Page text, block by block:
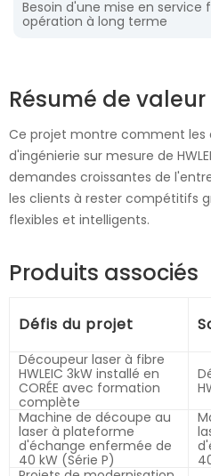
Besoin d'une mise en service
opération à long terme
Résumé de valeur
Ce projet montre comment les
d'ingénierie sur mesure de
demandes croissantes de
les clients à rester compétitifs
flexibles et intelligents.
Produits associés
Défis du projet
Découpeur laser à fibre
HWLEIC 3kW installé en
CORÉE avec formation
complète
Machine de découpe au
laser à plateforme
d'échange enfermée de
40 kW (Série P)